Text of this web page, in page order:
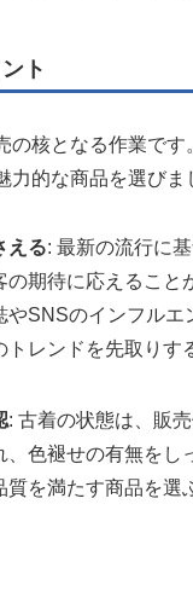
ト
の核となる作業です
力的な商品を選びま
える: 最新の流行に
の期待に応えること
やSNSのインフルエ
トレンドを先取りす
: 古着の状態は、販
色褪せの有無をし
質を満たす商品を選